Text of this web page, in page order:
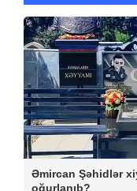
Əmircan Şəhidlər
oğurlanıb?